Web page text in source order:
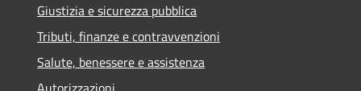
Giustizia e sicurezza pubblica
Tributi, finanze e contravvenzioni
Salute, benessere e assistenza